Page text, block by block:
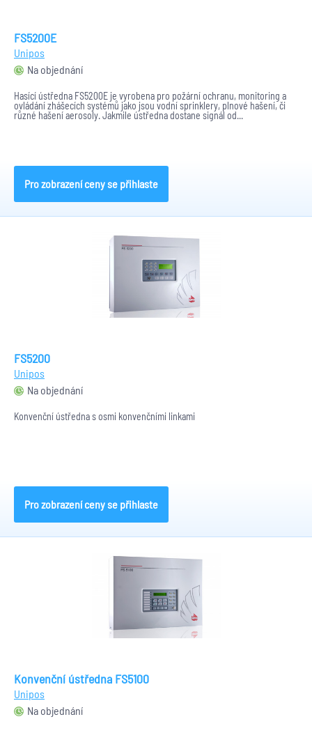
FS5200E
Unipos
Na objednání
Hasící ústředna FS5200E je vyrobena pro požární ochranu, monitoring a
ovládání zhášecích systémů jako jsou vodní sprinklery, plnové hašení, či
různé hašení aerosoly. Jakmile ústředna dostane signál od...
Pro zobrazení ceny se přihlaste
FS5200
Unipos
Na objednání
Konvenční ústředna s osmi konvenčními linkami
Pro zobrazení ceny se přihlaste
Konvenční ústředna FS5100
Unipos
Na objednání